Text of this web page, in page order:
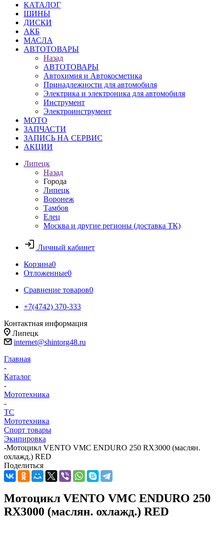
КАТАЛОГ
ШИНЫ
ДИСКИ
АКБ
МАСЛА
АВТОТОВАРЫ
Назад
АВТОТОВАРЫ
Автохимия и Автокосметика
Принадлежности для автомобиля
Электрика и электроника для автомобиля
Инструмент
Электроинструмент
МОТО
ЗАПЧАСТИ
ЗАПИСЬ НА СЕРВИС
АКЦИИ
Липецк
Назад
Города
Липецк
Воронеж
Тамбов
Елец
Москва и другие регионы (доставка ТК)
Личный кабинет
Корзина0
Отложенные0
Сравнение товаров0
+7(4742) 370-333
Контактная информация
Липецк
internet@shintorg48.ru
Главная
-
Каталог
-
Мототехника
-
ТС
Мототехника
Спорт товары
Экипировка
-Мотоцикл VENTO VMC ENDURO 250 RX3000 (маслян.
охлажд.) RED
Поделиться
Мотоцикл VENTO VMC ENDURO 250
RX3000 (маслян. охлажд.) RED